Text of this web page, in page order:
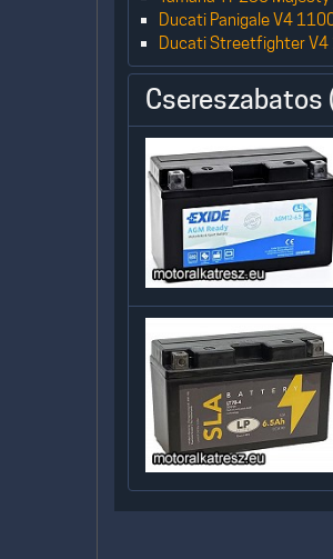
Ducati Panigale V4
Ducati Streetfighter